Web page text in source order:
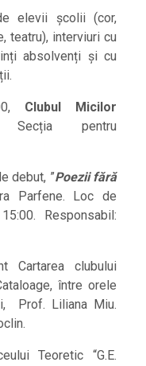
elevii școlii (cor,
teatru), interviuri cu
absolvenți și cu
Clubul Micilor
Secția pentru
debut, ”Poezii fără
Parfene. Loc de
Responsabil:
Cartarea clubului
între orele
Prof. Liliana Miu.
Teoretic “G.E.